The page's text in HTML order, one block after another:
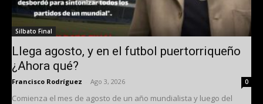
Silbato Final
Llega agosto, y en el futbol puertorriqueño
¿Ahora qué?
Francisco Rodríguez Ago 3, 2026 0
Comienza el mes de agosto de un año mundialista y luego del